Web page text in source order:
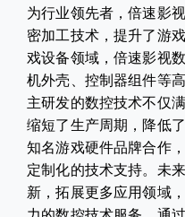
为行业领先者，倍速影
密加工技术，提升了游
戏设备领域，倍速影视
机外壳、控制器组件等
主研发的数控技术不仅
缩短了生产周期，降低
知名游戏硬件品牌合作
定制化的技术支持。未
新，拓展更多应用领域